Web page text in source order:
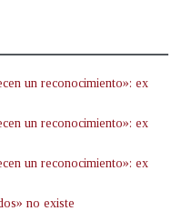
un reconocimiento»: ex
un reconocimiento»: ex
un reconocimiento»: ex
no existe